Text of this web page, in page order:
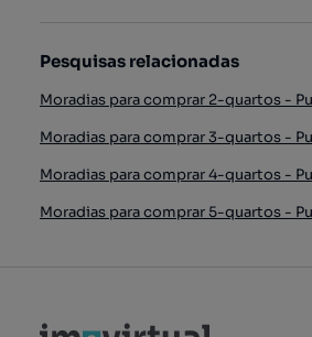
Pesquisas relacionadas
Moradias para comprar 2-quartos -
Moradias para comprar 3-quartos -
Moradias para comprar 4-quartos -
Moradias para comprar 5-quartos -